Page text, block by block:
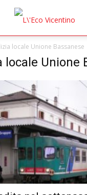
locale Unione Bassanese
locale Unione